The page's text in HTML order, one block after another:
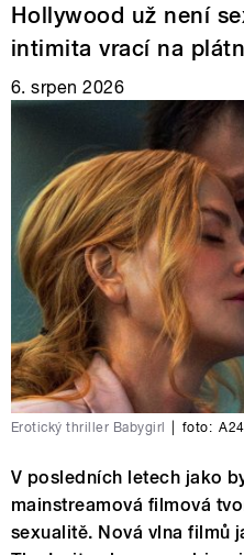
Hollywood už není
intimita vrací na
6. srpen 2026
Erotický thriller Babygirl foto:
V posledních letech jako
mainstreamová filmová
sexualitě. Nová vlna filmů